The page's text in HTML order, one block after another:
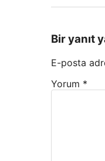
Bir yanıt
E-posta
Yorum *